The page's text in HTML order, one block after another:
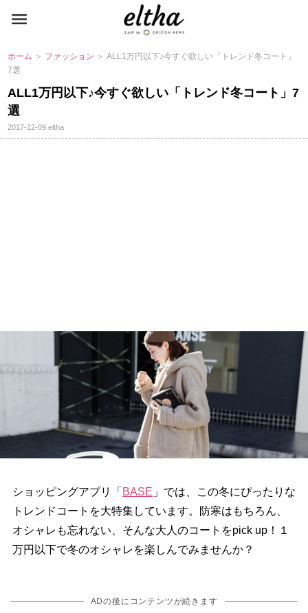
ホーム ＞ ファッション ＞ ALL1万円以下♪今すぐ欲しい「トレンド冬コート」
7選
ALL1万円以下♪今すぐ欲しい「トレンド冬コート」7
選
2017-12-09eltha
ショッピングアプリ「 BASE 」では、この冬にぴったりな
トレンドコートを大特集しています。防寒はもちろん、
オシャレも忘れない、そんな大人のコートをpick up！１
万円以下で冬のオシャレを楽しんでみませんか？
ADの後にコンテンツが続きます